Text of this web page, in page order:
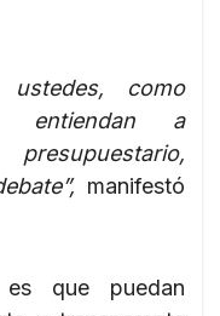
como
entiendan a
manifestó
que puedan